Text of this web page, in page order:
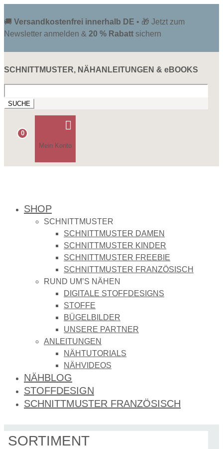
🚚 Versandkostenfrei innerhalb DE • 🎁 Jetzt zum
Newsletter anmelden & 20 % Rabatt sichern
SCHNITTMUSTER, NÄHANLEITUNGEN & eBOOKS
nach:
0

Mein Konto
SHOP
SCHNITTMUSTER
SCHNITTMUSTER DAMEN
SCHNITTMUSTER KINDER
SCHNITTMUSTER FREEBIE
SCHNITTMUSTER FRANZÖSISCH
RUND UM’S NÄHEN
DIGITALE STOFFDESIGNS​
STOFFE
BÜGELBILDER
UNSERE PARTNER
ANLEITUNGEN
NÄHTUTORIALS
NÄHVIDEOS
NÄHBLOG
STOFFDESIGN
SCHNITTMUSTER FRANZÖSISCH
SORTIMENT